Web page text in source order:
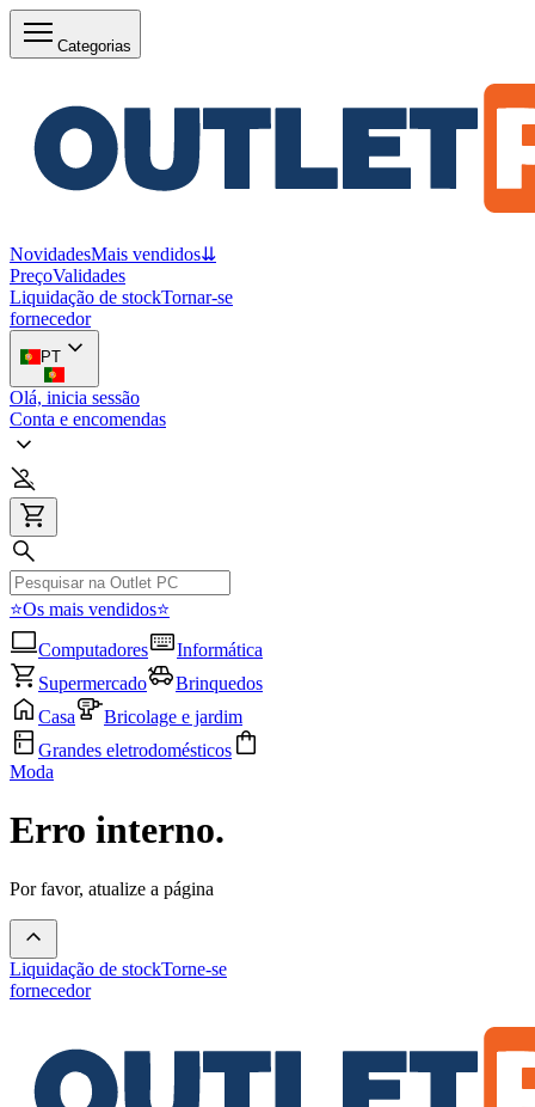
Categorias
NovidadesMais vendidos⇊
PreçoValidades
Liquidação de stockTornar-se
fornecedor
PT
Olá, inicia sessão
Conta e encomendas
⭐Os mais vendidos⭐
Computadores
Informática
Supermercado
Brinquedos
Casa
Bricolage e jardim
Grandes eletrodomésticos
Moda
Erro interno.
Por favor, atualize a página
Liquidação de stockTorne-se
fornecedor